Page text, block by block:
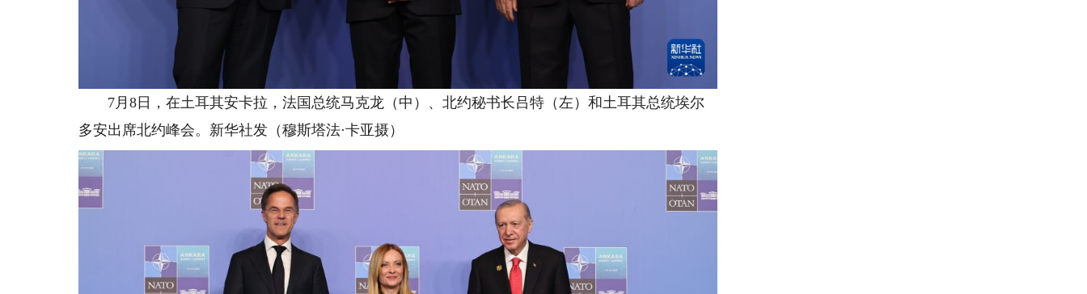
7月8日，在土耳其安卡拉，法国总统马克龙（中）、北约秘书长吕特（左）和土耳其总统埃尔
多安出席北约峰会。新华社发（穆斯塔法·卡亚摄）